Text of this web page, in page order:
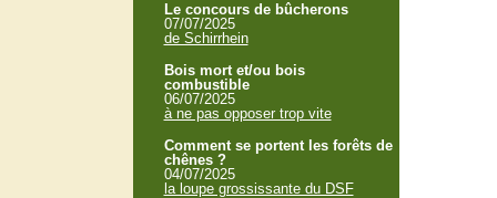
Le concours de bûcherons
07/07/2025
de Schirrhein
Bois mort et/ou bois
combustible
06/07/2025
à ne pas opposer trop vite
Comment se portent les forêts de
chênes ?
04/07/2025
la loupe grossissante du DSF